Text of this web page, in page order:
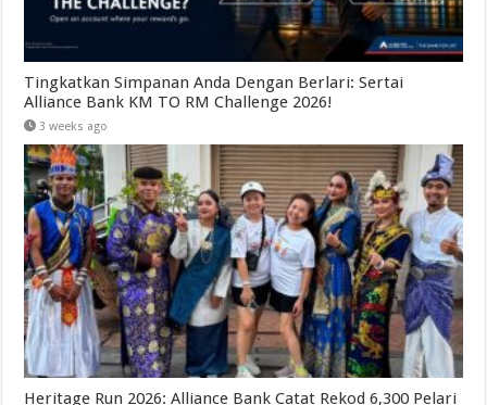
Tingkatkan Simpanan Anda Dengan Berlari: Sertai
Alliance Bank KM TO RM Challenge 2026!
3 weeks ago
Heritage Run 2026: Alliance Bank Catat Rekod 6,300 Pelari